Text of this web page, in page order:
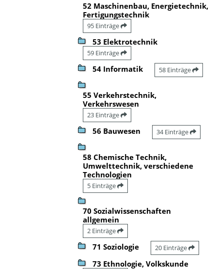
52 Maschinenbau, Energietechnik,
Fertigungstechnik
95 Einträge
53 Elektrotechnik
59 Einträge
54 Informatik 58 Einträge
55 Verkehrstechnik,
Verkehrswesen
23 Einträge
56 Bauwesen 34 Einträge
58 Chemische Technik,
Umwelttechnik, verschiedene
Technologien
5 Einträge
70 Sozialwissenschaften
allgemein
2 Einträge
71 Soziologie 20 Einträge
73 Ethnologie, Volkskunde